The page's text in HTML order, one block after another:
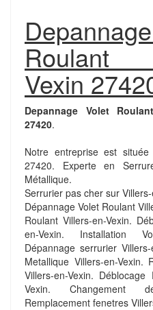
Roulant
Vexin
Depannage Volet
27420.
Notre entreprise est
27420. Experte en
Métallique.
Serrurier pas cher sur Villers-
Dépannage Volet Roulant
Roulant Villers-en-Vexin.
en-Vexin. Installation
Dépannage serrurier
Metallique Villers-en-Vexin.
Villers-en-Vexin.
Vexin. Changement
Remplacement fenetres